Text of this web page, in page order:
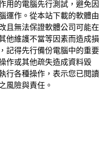
用的電腦先行測試，避免因
運作。從本站下載的軟體由
且無法保證軟體公司可能在
他維護不當等因素而造成損
記得先行備份電腦中的重要
作或其他疏失造成資料毀
行各種操作，表示您已閱讀
風險與責任。